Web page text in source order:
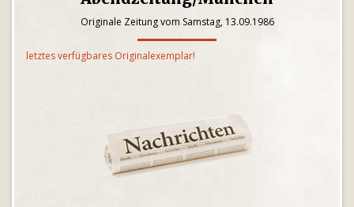
Originale Zeitung vom Samstag, 13.09.1986
letztes verfügbares Originalexemplar!